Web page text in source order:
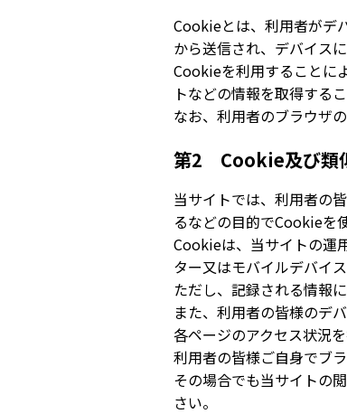
Cookieとは、利用者がデ
から送信され、デバイス
Cookieを利用することに
トなどの情報を取得する
なお、利用者のブラウザ
第2 Cookie及び類
当サイトでは、利用者の
るなどの目的でCookieを
Cookieは、当サイトの運
ター又はモバイルデバイ
ただし、記録される情報
また、利用者の皆様のデ
各ページのアクセス状況
利用者の皆様ご自身でブ
その場合でも当サイトの
さい。